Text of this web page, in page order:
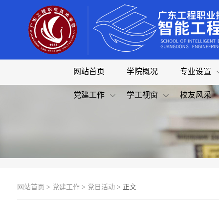
网站首页 学院概况 专业设置
党建工作 学工视窗 校友风采
网站首页 > 党建工作 > 党日活动 > 正文